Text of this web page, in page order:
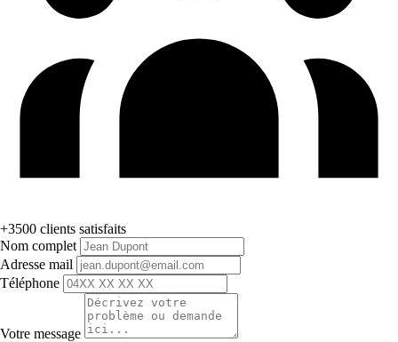
+3500 clients satisfaits
Nom complet
Adresse mail
Téléphone
Votre message